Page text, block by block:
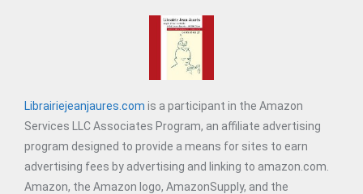
Librairiejeanjaures.com is a participant in the Amazon
Services LLC Associates Program, an affiliate advertising
program designed to provide a means for sites to earn
advertising fees by advertising and linking to amazon.com.
Amazon, the Amazon logo, AmazonSupply, and the